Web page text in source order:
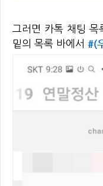
그러면 카톡 채팅 목
밑의 목록 바에서 #(